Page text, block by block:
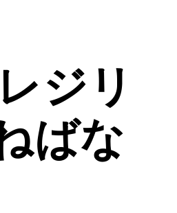
ジリ
ばな